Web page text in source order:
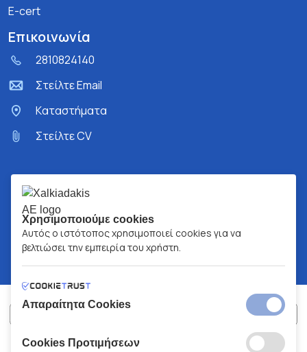
E-cert
Επικοινωνία
2810824140
Στείλτε Email
Kαταστήματα
Στείλτε CV
ΧΑΛΚΙΑΔΑΚΗΣ Α.Ε.
Χρησιμοποιούμε cookies
Αυτός ο ιστότοπος χρησιμοποιεί cookies για να
βελτιώσει την εμπειρία του χρήστη.
Απαραίτητα Cookies
Cookies Προτιμήσεων